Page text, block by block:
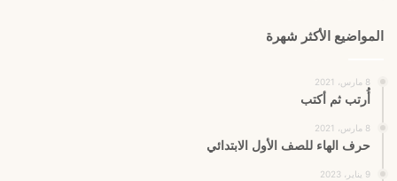
المواضيع الأكثر شهرة
8 مارس، 2021
أُرتب ثم أكتب
8 مارس، 2021
حرف الهاء للصف الأول الابتدائي
9 يناير، 2023